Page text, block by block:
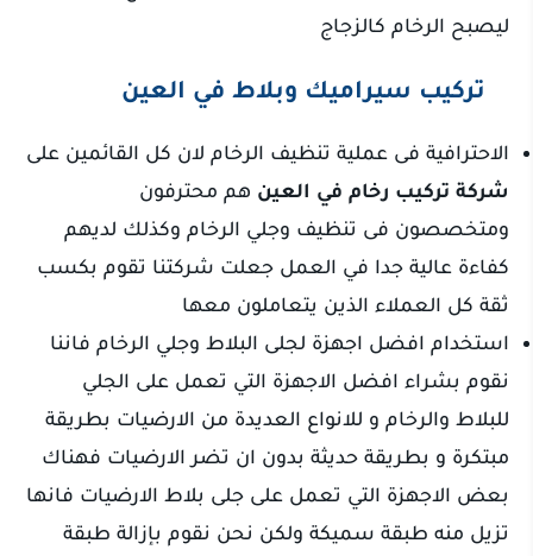
ليصبح الرخام كالزجاج
تركيب سيراميك وبلاط في العين
الاحترافية فى عملية تنظيف الرخام لان كل القائمين على
شركة تركيب رخام في العين هم محترفون
ومتخصصون فى تنظيف وجلي الرخام وكذلك لديهم
كفاءة عالية جدا في العمل جعلت شركتنا تقوم بكسب
ثقة كل العملاء الذين يتعاملون معها
استخدام افضل اجهزة لجلى البلاط وجلي الرخام فاننا
نقوم بشراء افضل الاجهزة التي تعمل على الجلي
للبلاط والرخام و للانواع العديدة من الارضيات بطريقة
مبتكرة و بطريقة حديثة بدون ان تضر الارضيات فهناك
بعض الاجهزة التي تعمل على جلى بلاط الارضيات فانها
تزيل منه طبقة سميكة ولكن نحن نقوم بإزالة طبقة